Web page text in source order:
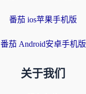
番茄 ios苹果手机版
番茄 Android安卓手机版
关于我们